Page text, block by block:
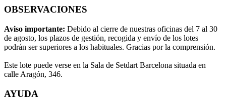
OBSERVACIONES
Aviso importante: Debido al cierre de nuestras oficinas del 7 al 30
de agosto, los plazos de gestión, recogida y envío de los lotes
podrán ser superiores a los habituales. Gracias por la comprensión.
Este lote puede verse en la Sala de Setdart Barcelona situada en
calle Aragón, 346.
AYUDA